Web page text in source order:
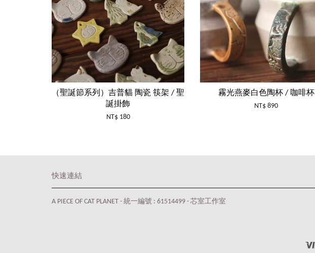
（聖誕節系列）吉普貓 陶瓷 筷架 / 聖
誕掛飾
NT$ 180
霧光燕麥白色陶杯 / 咖啡杯
NT$ 890
快速連結
A PIECE OF CAT PLANET - 統一編號 : 61514499 - 芯室工作室